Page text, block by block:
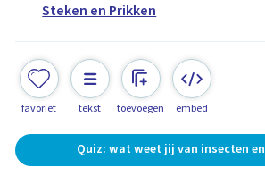
Steken en Prikken
favoriet tekst toevoegen embed
Quiz: wat weet jij van insecten